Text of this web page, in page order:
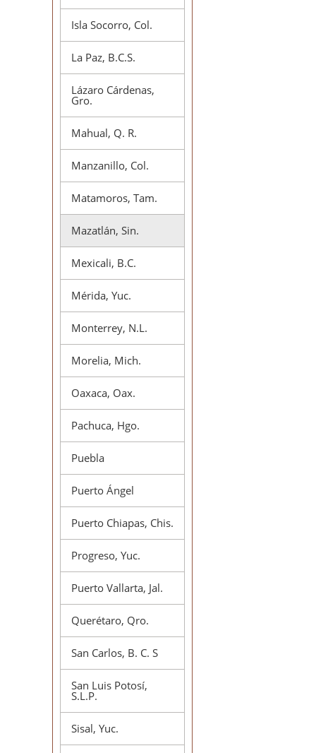
Isla Socorro, Col.
La Paz, B.C.S.
Lázaro Cárdenas,
Gro.
Mahual, Q. R.
Manzanillo, Col.
Matamoros, Tam.
Mazatlán, Sin.
Mexicali, B.C.
Mérida, Yuc.
Monterrey, N.L.
Morelia, Mich.
Oaxaca, Oax.
Pachuca, Hgo.
Puebla
Puerto Ángel
Puerto Chiapas, Chis.
Progreso, Yuc.
Puerto Vallarta, Jal.
Querétaro, Qro.
San Carlos, B. C. S
San Luis Potosí,
S.L.P.
Sisal, Yuc.